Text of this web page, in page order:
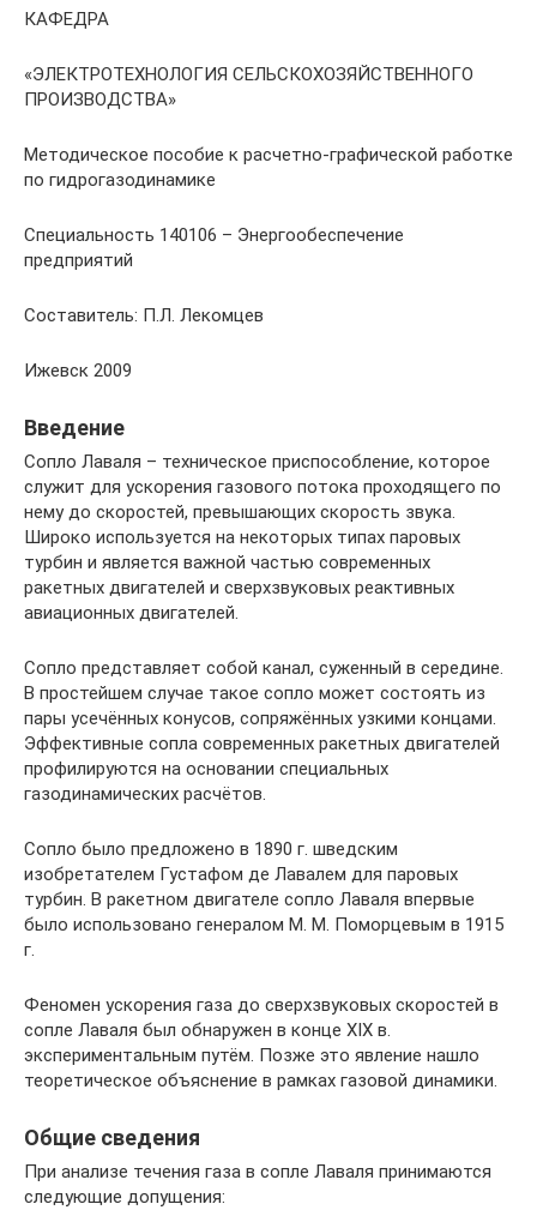
КАФЕДРА
«ЭЛЕКТРОТЕХНОЛОГИЯ СЕЛЬСКОХОЗЯЙСТВЕННОГО
ПРОИЗВОДСТВА»
Методическое пособие к расчетно-графической работке
по гидрогазодинамике
Специальность 140106 – Энергообеспечение
предприятий
Составитель: П.Л. Лекомцев
Ижевск 2009
Введение
Сопло Лаваля – техническое приспособление, которое
служит для ускорения газового потока проходящего по
нему до скоростей, превышающих скорость звука.
Широко используется на некоторых типах паровых
турбин и является важной частью современных
ракетных двигателей и сверхзвуковых реактивных
авиационных двигателей.
Сопло представляет собой канал, суженный в середине.
В простейшем случае такое сопло может состоять из
пары усечённых конусов, сопряжённых узкими концами.
Эффективные сопла современных ракетных двигателей
профилируются на основании специальных
газодинамических расчётов.
Сопло было предложено в 1890 г. шведским
изобретателем Густафом де Лавалем для паровых
турбин. В ракетном двигателе сопло Лаваля впервые
было использовано генералом М. М. Поморцевым в 1915
г.
Феномен ускорения газа до сверхзвуковых скоростей в
сопле Лаваля был обнаружен в конце XIX в.
экспериментальным путём. Позже это явление нашло
теоретическое объяснение в рамках газовой динамики.
Общие сведения
При анализе течения газа в сопле Лаваля принимаются
следующие допущения: